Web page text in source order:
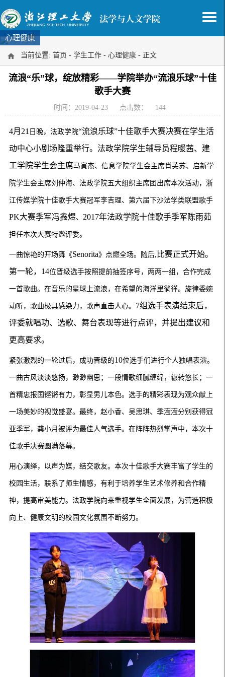
心理健康
当前位置: 首页 - 学生工作 - 心理健康 - 正文
流浪“乐”球，绽放精彩——学院举办“流浪乐球”十佳
歌手大赛
时间：2019-04-23 点击数： 144
4月21 日晚，法政学院“流浪乐球”十佳歌手大赛决赛在学生活
动中心小剧场隆重举行。法政学院学生辅导员程暖茜、建
工学院学生会主席马寅杰、信息学院学生会主席肖芙苏、启新学
院学生会主席刘仲海、法政学院五大组织主席团出席本次活动，浙
江传媒学院十佳歌手大赛冠军李吉理、第六届下沙法学类联盟歌手
PK大赛季军冯鑫煜、 2017年法政学院十佳歌手季军陈雨茹
担任本次大赛特邀评委。
一曲惊艳的开场舞《Senorita》点燃全场。随后,比赛正式开始。
第一轮，14位晋级选手按照提前抽签序号，两两一组，合作完成
一首歌曲。 在音乐的星球上流浪 ， 在希望的海洋里徜徉。旋律委婉
动听，歌曲极具感染力，歌声直击人心。 7组选手表演结束后，
评委就唱功、选歌、舞台表现等进行点评，并提出建议和
更高要求。
紧张激烈的一轮过后，成功晋级的10位选手们进行个人独唱表演。
一曲古风淡淡悠扬，渺渺幽思；一段情歌细腻缠绵，辗转悠长；一
首精忠报国铿锵有力，彰显男儿本色。选手的精彩表现为观众献上
一场美妙的视觉盛宴。最终，赵小香、吴思琪、季滢滢分别获得冠
亚季军，龚小月被评为最佳人气选手。在阵阵热烈掌声中，本次十
佳歌手决赛圆满落幕。
用心演绎，以声为媒，结交歌友。本次十佳歌手大赛丰富了学生的
校园生活，联系了师生情感，有利于培养学生艺术修养和合作精
神，提高审美能力。法政学院向来重视学生全面发展，为营造积极
向上、健康文明的校园文化氛围不断努力。